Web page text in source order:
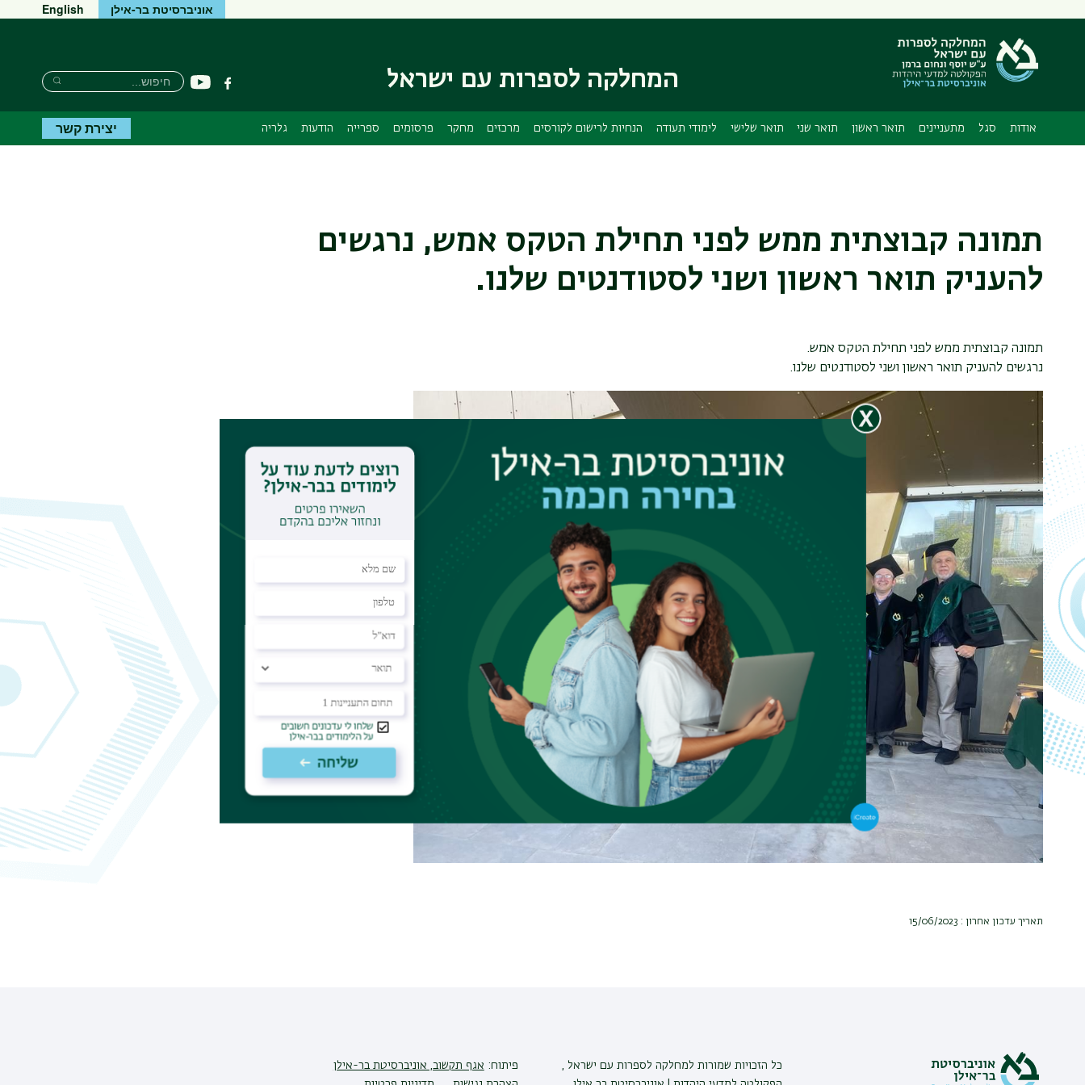
ראשי
תפריט
משני
אוניברסיטת בר-אילן English
המחלקה לספרות עם ישראל פייסבוקיוטיוב
חיפוש
חיפוש
חיפוש
אודות סגל מתעניינים תואר ראשון תואר שני תואר שלישי לימודי תעודה הנחיות לרישום לקורסים מרכזים מחקר פרסומים ספרייה הודעות גלריה יצירת קשר
תמונה קבוצתית ממש לפני תחילת הטקס אמש, נרגשים
להעניק תואר ראשון ושני לסטודנטים שלנו.
תמונה קבוצתית ממש לפני תחילת הטקס אמש.
נרגשים להעניק תואר ראשון ושני לסטודנטים שלנו.
תאריך עדכון אחרון : 15/06/2023
כל הזכויות שמורות למחלקה לספרות עם ישראל ,
פיתוח: אגף תקשוב, אוניברסיטת בר-אילן